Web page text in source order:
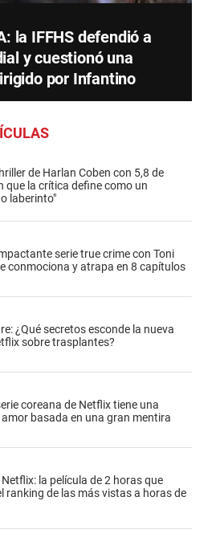
la IFFHS defendió a
y cuestionó una
por Infantino
de Harlan Coben con 5,8 de
que la crítica define como un
laberinto"
serie true crime con Toni
conmociona y atrapa en 8 capítulos
¿Qué secretos esconde la nueva
sobre trasplantes?
coreana de Netflix tiene una
basada en una gran mentira
Netflix: la película de 2 horas que
ranking de las más vistas a horas de